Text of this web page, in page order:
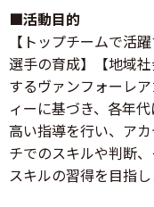
■活動目的
【トップチームで活
選手の育成】【地域
するヴァンフォーレ
ィーに基づき、各年
高い指導を行い、ア
チでのスキルや判断
スキルの習得を目指し